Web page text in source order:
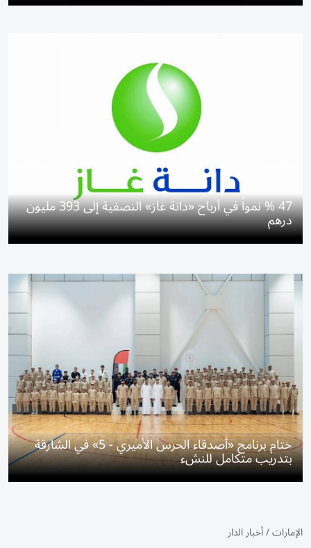
47 % نمواً في أرباح «دانة غاز» النصفية إلى 393 مليون
درهم
ختام برنامج «أصدقاء الحرس الأميري - 5» في الشارقة
بتدريب متكامل للنشء
الإمارات/أخبار الدار